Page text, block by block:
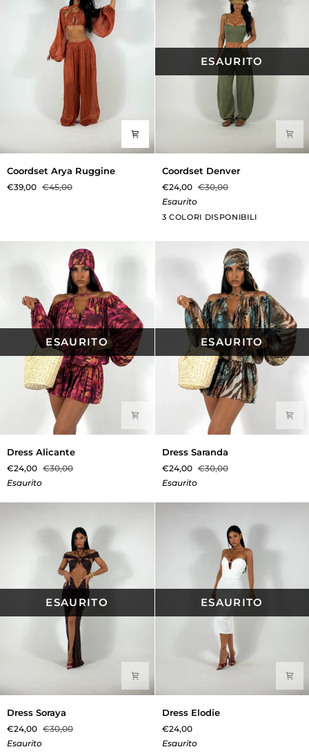
Coordset
Arya
Ruggine
Coordset Arya Ruggine
€39,00 €45,00
ESAURITO
Coordset
Denver
Coordset Denver
€24,00 €30,00
Esaurito
3 COLORI DISPONIBILI
VerdeBeigeMarrone
ESAURITO
Alicante
Dress Alicante
€24,00 €30,00
Esaurito
ESAURITO
Saranda
Dress Saranda
€24,00 €30,00
Esaurito
ESAURITO
Soraya
Dress Soraya
€24,00 €30,00
Esaurito
ESAURITO
Elodie
Dress Elodie
€24,00
Esaurito